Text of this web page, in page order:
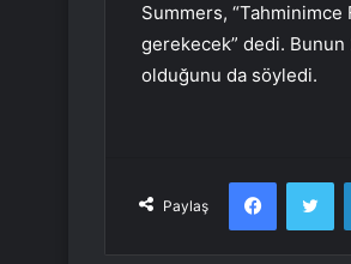
Summers, “Tahminimce
gerekecek” dedi. Bunun
olduğunu da söyledi.
Paylaş
Facebook